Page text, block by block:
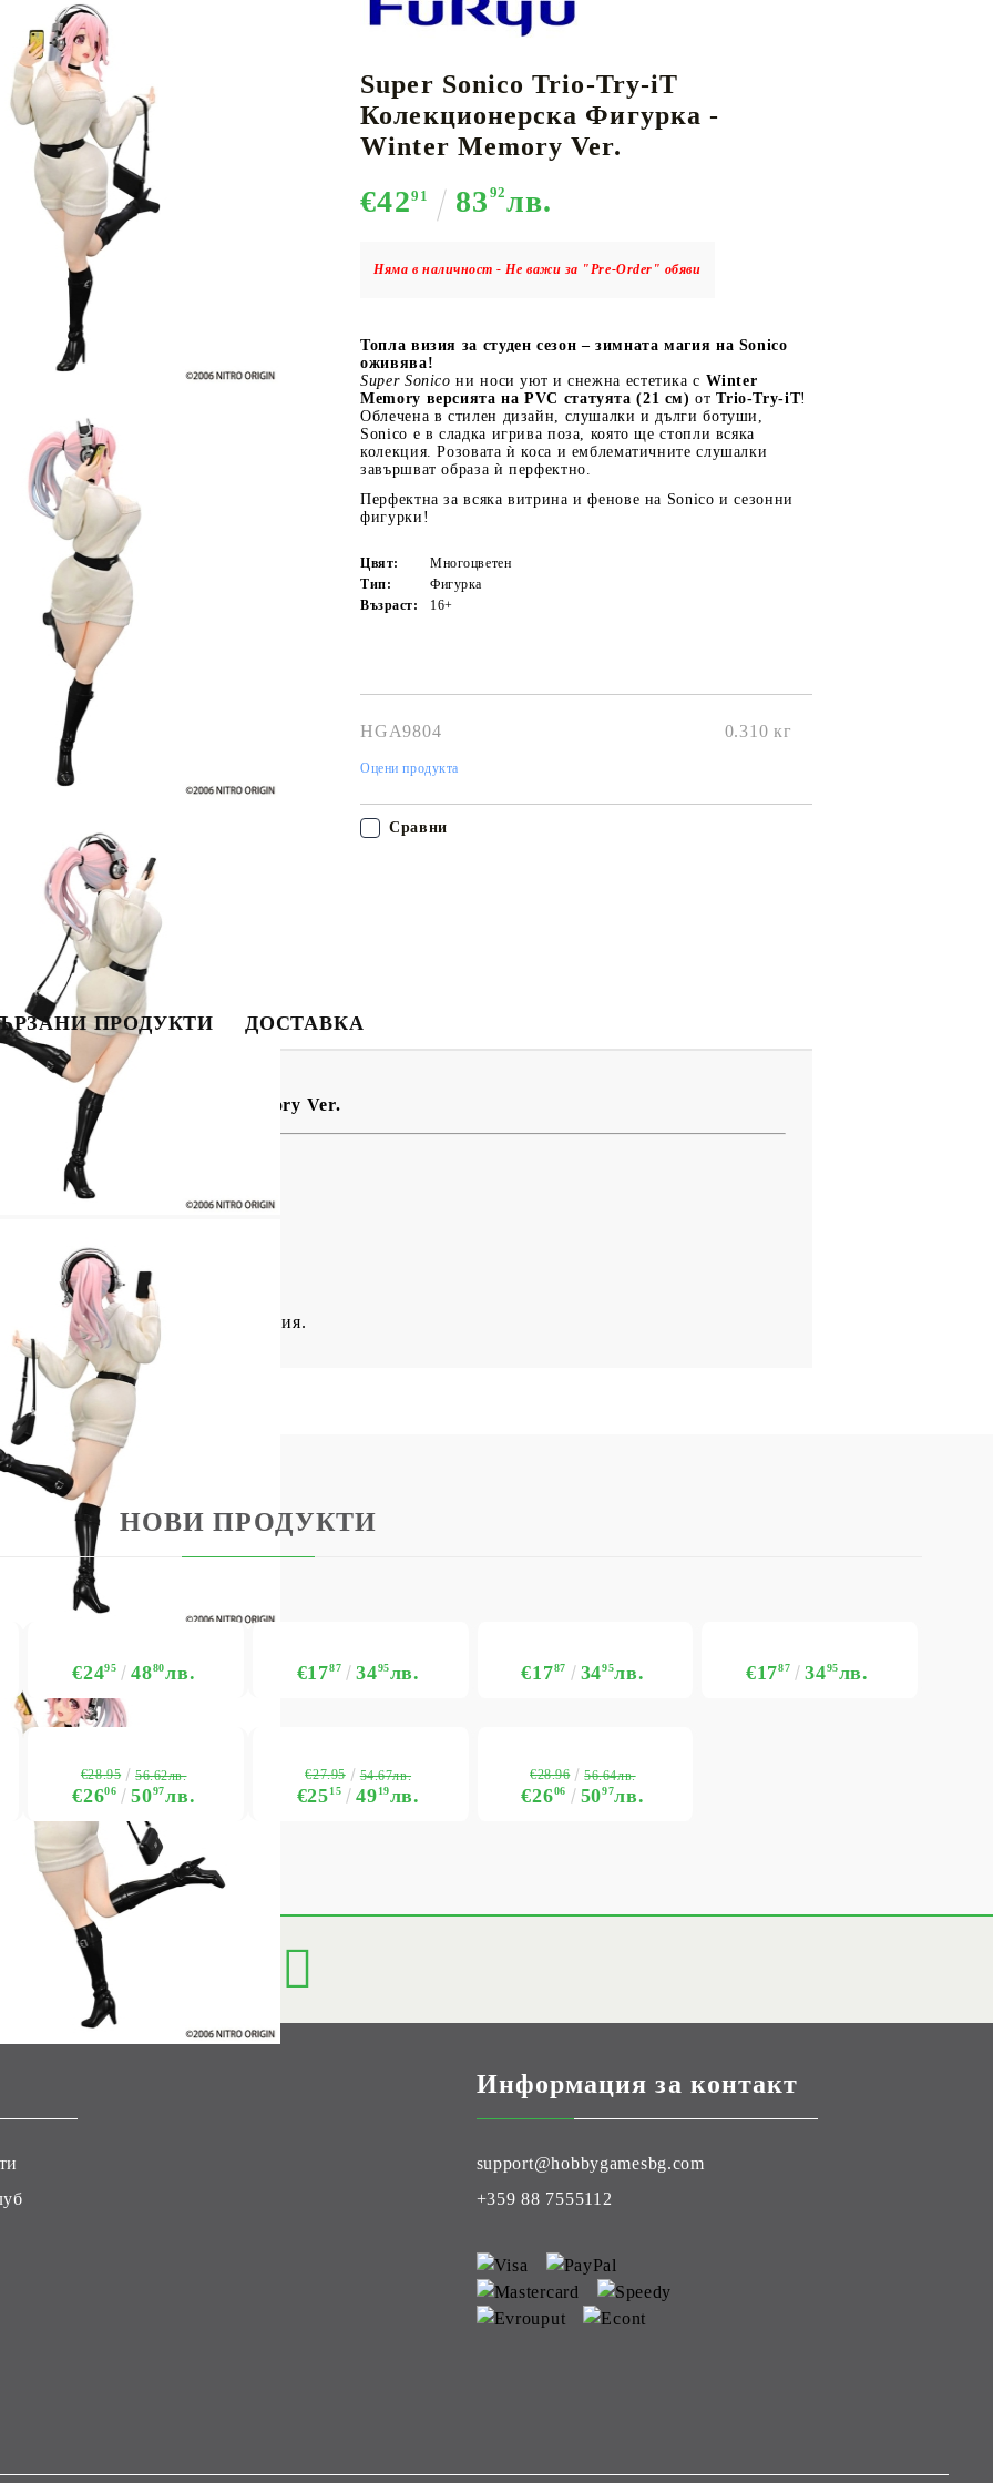
Моят профил
Вход
USD
BG
CARD GAME
RIFTBOUND: LEAGUE OF LEGENDS
TCG
АКСЕСОАРИ ЗА КАРТОВИ
ИГРИ
Класьори за карти
НАСИПНИ КАРТИ GUNDAM CARD GAME
К-ПОП ДРУГИ
Tweet
Super Sonico Trio-Try-iT
Колекционерска Фигурка -
Winter Memory Ver.
€4291 83 92лв.
Няма в наличност - Не важи за "Pre-Order" обяви
Топла визия за студен сезон – зимната магия на Sonico
оживява!
Super Sonico ни носи уют и снежна естетика с Winter
Memory версията на PVC статуята (21 см) отTrio-Try-iT!
Облечена в стилен дизайн, слушалки и дълги ботуши,
Sonico е в сладка игрива поза, която ще стопли всяка
колекция. Розовата ѝ коса и емблематичните слушалки
завършват образа ѝ перфектно.
Перфектна за всяка витрина и фенове на Sonico и сезонни
фигурки!
Цвят:
Многоцветен
Тип:
Фигурка
Възраст:
16+
HGA9804 0.310 кг
Оцени продукта
Сравни
ПРОДУКТИ ДОСТАВКА
Фигурка - Winter Memory Ver.
и опаковани в илюстрована кутия.
НОВИ ПРОДУКТИ
€2495 4880лв. €1787 3495лв. €1787 3495лв. €1787 3495лв.
€2606 5097лв.
€28.95 56.62лв.
€2515 4919лв.
€27.95 54.67лв.
€2606 5097лв.
€28.96 56.64лв.
Информация за контакт
support@hobbygamesbg.com
+359 88 7555112